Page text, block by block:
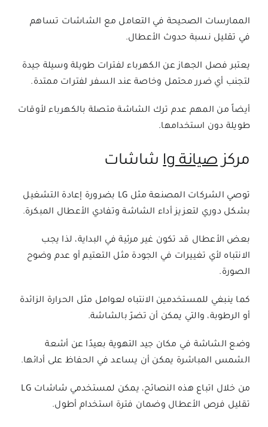
الممارسات الصحيحة في التعامل مع الشاشات تساهم
في تقليل نسبة حدوث الأعطال.
يعتبر فصل الجهاز عن الكهرباء لفترات طويلة وسيلة جيدة
لتجنب أي ضرر محتمل وخاصة عند السفر لفترات ممتدة.
أيضاً من المهم عدم ترك الشاشة متصلة بالكهرباء لأوقات
طويلة دون استخدامها.
مركزصيانة lg شاشات
توصي الشركات المصنعة مثل LG بضرورة إعادة التشغيل
بشكل دوري لتعزيز أداء الشاشة وتفادي الأعطال المبكرة.
بعض الأعطال قد تكون غير مرئية في البداية، لذا يجب
الانتباه لأي تغييرات في الجودة مثل التعتيم أو عدم وضوح
الصورة.
كما ينبغي للمستخدمين الانتباه لعوامل مثل الحرارة الزائدة
أو الرطوبة، والتي يمكن أن تضرّ بالشاشة.
وضع الشاشة في مكان جيد التهوية بعيدًا عن أشعة
الشمس المباشرة يمكن أن يساعد في الحفاظ على أدائها.
من خلال اتباع هذه النصائح، يمكن لمستخدمي شاشات LG
تقليل فرص الأعطال وضمان فترة استخدام أطول.